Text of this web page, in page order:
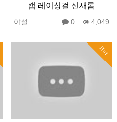
캠 레이싱걸 신새롬
야설 0 4,049
Hot